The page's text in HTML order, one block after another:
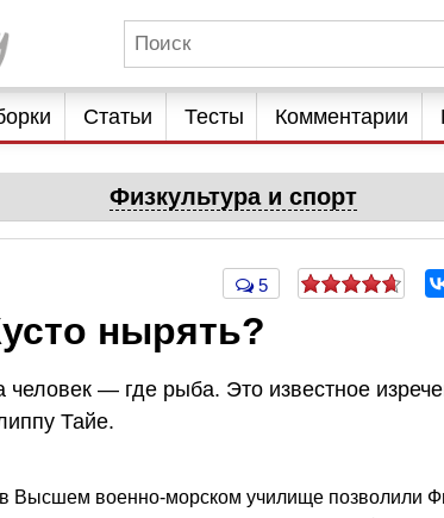
Статьи Тесты Комментарии
Физкультура и спорт
5
нырять?
человек — где рыба. Это известное
Тайе.
Высшем военно-морском училище позволили